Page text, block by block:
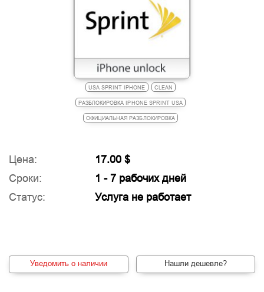
USA SPRINT IPHONE CLEAN
РАЗБЛОКИРОВКА IPHONE SPRINT USA
ОФИЦИАЛЬНАЯ РАЗБЛОКИРОВКА
Цена:
17.00 $
Сроки:
1 - 7 рабочих дней
Статус:
Услуга не работает
Уведомить о наличии Нашли дешевле?